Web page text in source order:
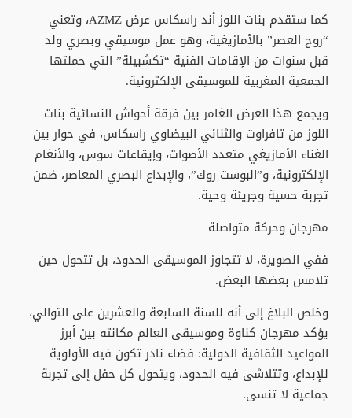
كما ستقدم بنات اللوز أند راسكاس عرض AZMZ، وتعني
“روح العصر” بالأمازيغية، وهو عمل موسيقي وبصري ولد
قبل سنوات من الإقامات الفنية “تكشبيلة” التي حملتها
الجمعية المغربية للموسيقى الإلكترونية.
ويجمع هذا العرض الغامر بين فرقة أحواش النسائية بنات
اللوز من تافراوت والثنائي البيضاوي راسكاس، في حوار بين
الغناء الأمازيغي متعدد الأصوات، وإيقاعات سوس، والأنغام
الإلكترونية، و”البوست روك”، والإبداع البصري المعاصر، ضمن
تجربة حسية وجريئة وحية.
مهرجان وحركة متواصلة
ففي الصويرة، لا تتجاوز الموسيقى الحدود، بل تتحول حين
تلامس بعضها البعض.
وخلص البلاغ إلى أنه للسنة السابعة والعشرين على التوالي،
يؤكد مهرجان كناوة وموسيقى العالم مكانته بين أبرز
المواعيد الثقافية الدولية: فضاء نادر تكون فيه الأولوية
للإبداع، وتتلاشى فيه الحدود، ويتحول كل حفل إلى تجربة
جماعية لا تنسى.